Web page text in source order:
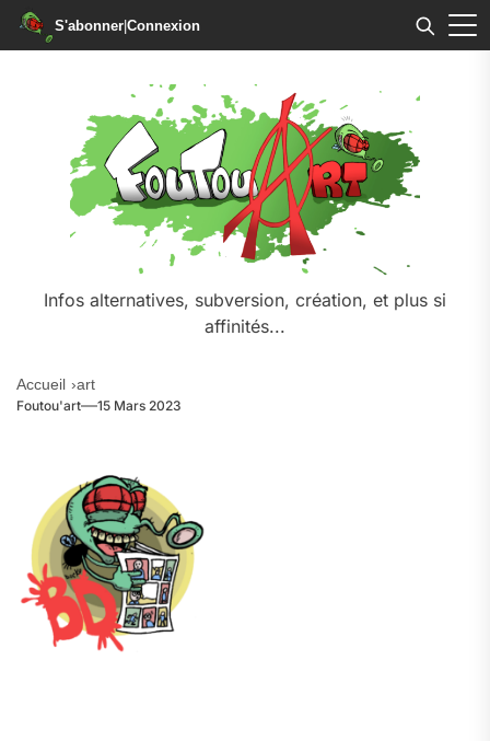
S'abonner|Connexion
Infos alternatives, subversion, création, et plus si
affinités...
Accueil art
Foutou'art 15 Mars 2023